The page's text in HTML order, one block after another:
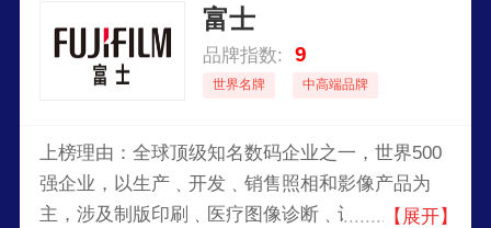
富士
品牌指数: 9
世界名牌 中高端品牌
上榜理由：全球顶级知名数码企业之一，世界500
强企业，以生产﹑开发﹑销售照相和影像产品为
主，涉及制版印刷﹑医疗图像诊断﹑记录媒体﹑办
【展开】